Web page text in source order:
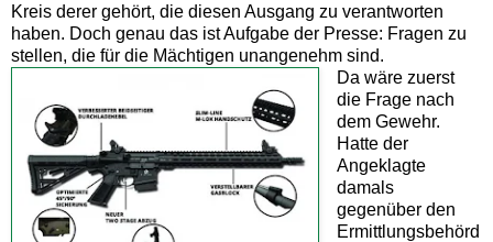
Kreis derer gehört, die diesen Ausgang zu verantworten
haben. Doch genau das ist Aufgabe der Presse: Fragen zu
stellen, die für die Mächtigen unangenehm sind.
Da wäre zuerst
die Frage nach
dem Gewehr.
Hatte der
Angeklagte
damals
gegenüber den
Ermittlungsbehörd